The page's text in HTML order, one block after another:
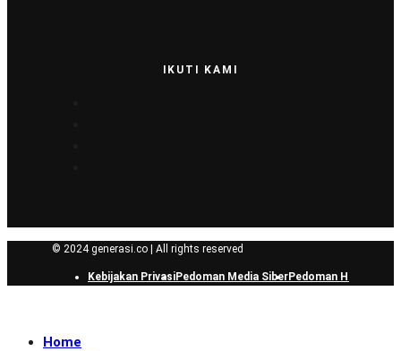
IKUTI KAMI
© 2024 generasi.co | All rights reserved
Kebijakan PrivasiPedoman Media SiberPedoman Hak Jawab
Home